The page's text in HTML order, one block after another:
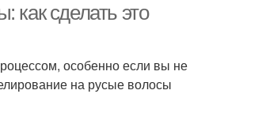
как сделать это
особенно если вы не
на русые волосы